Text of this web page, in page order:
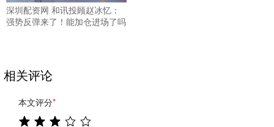
深圳配资网 和讯投顾赵冰忆：
强势反弹来了！能加仓进场了吗
相关评论
本文评分*